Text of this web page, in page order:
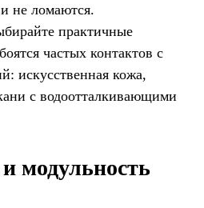
не ломаются.
практичные
частых контактов с
искусственная кожа,
с водоотталкивающими
модульность